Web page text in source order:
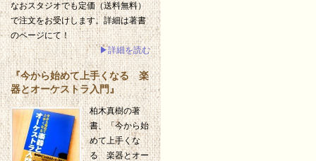
なおスタジオでも定価（送料無料）
で注文をお受けします。詳細は著書
のページにて！
▶詳細を読む
『今から始めて上手くなる 楽
器とオーケストラ入門』
柏木真樹の著
書、「今から始
めて上手くな
る 楽器とオー